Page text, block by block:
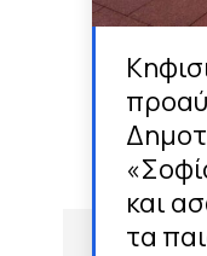
και
τα